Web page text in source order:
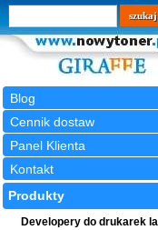
Blog
Cennik dostaw
Panel Klienta
Kontakt
Wyszukiwarka
szukaj
Produkty
Developery do drukarek